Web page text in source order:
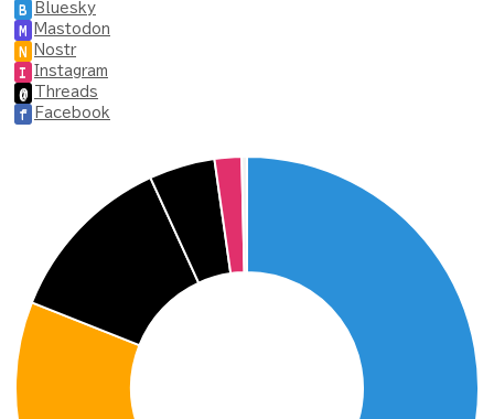
B Bluesky
M Mastodon
N Nostr
I Instagram
@ Threads
f Facebook